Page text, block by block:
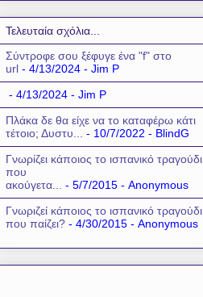
Τελευταία σχόλια...
Σύντροφε σου ξέφυγε ένα "f" στο
url - 4/13/2024 - Jim P
- 4/13/2024 - Jim P
Πλάκα δε θα είχε να το καταφέρω κάτι
τέτοιο; Δυστυ...
- 10/7/2022 - BlindG
Γνωρίζει κάποιος το ισπανικό τραγούδι
που
ακούγετα...
- 5/7/2015 - Anonymous
Γνωριζεί κάποιος το ισπανικό τραγούδι
που παίζει? - 4/30/2015 - Anonymous